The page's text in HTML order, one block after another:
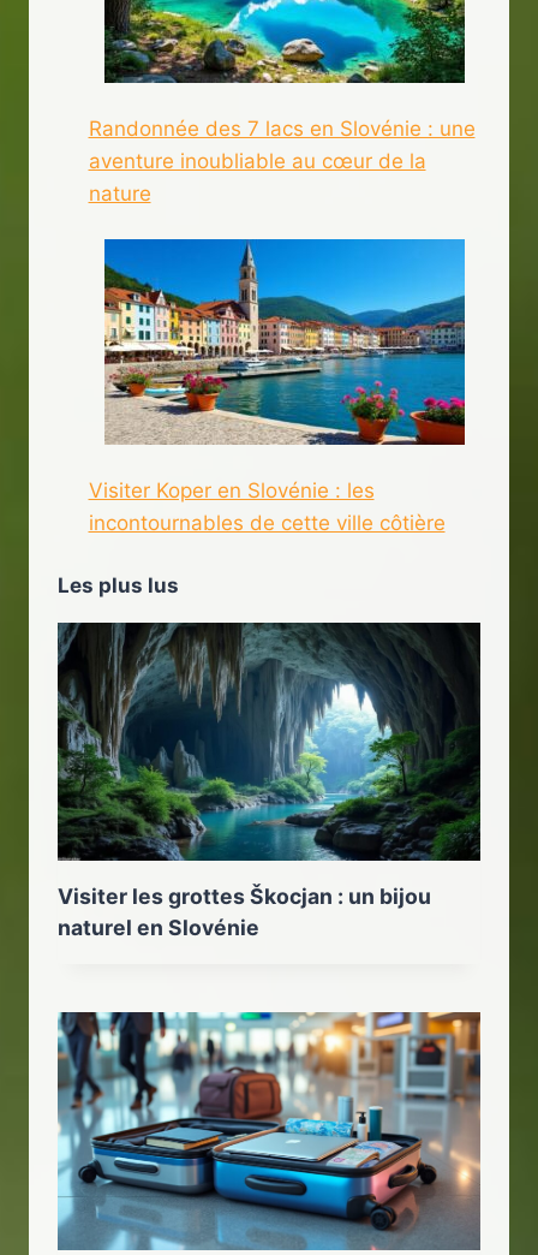
Randonnée des 7 lacs en Slovénie : une
aventure inoubliable au cœur de la
nature
Visiter Koper en Slovénie : les
incontournables de cette ville côtière
Les plus lus
Visiter les grottes Škocjan : un bijou
naturel en Slovénie